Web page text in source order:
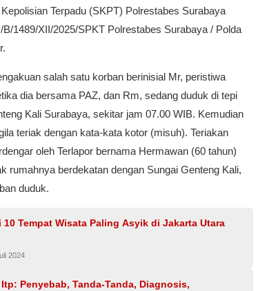
Terpadu (SKPT) Polrestabes Surabaya
B/1489/XII/2025/SPKT Polrestabes Surabaya / Polda
salah satu korban berinisial Mr, peristiwa
dia bersama PAZ, dan Rm, sedang duduk di tepi
Kali Surabaya, sekitar jam 07.00 WIB. Kemudian
teriak dengan kata-kata kotor (misuh). Teriakan
oleh Terlapor bernama Hermawan (60 tahun)
rumahnya berdekatan dengan Sungai Genteng Kali,
duduk.
Tempat Wisata Paling Asyik di Jakarta Utara
2024
Penyebab, Tanda-Tanda, Diagnosis,